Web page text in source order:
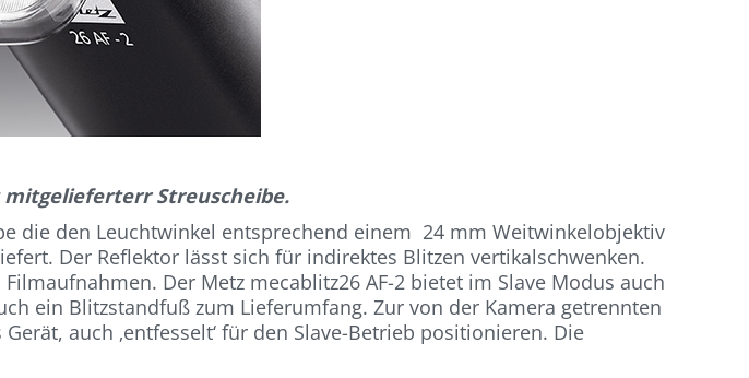
mitgelieferterr Streuscheibe.
die den Leuchtwinkel entsprechend einem 24 mm Weitwinkelobjektiv
Der Reflektor lässt sich für indirektes Blitzen vertikalschwenken.
Der Metz mecablitz26 AF-2 bietet im Slave Modus auch
ein Blitzstandfuß zum Lieferumfang. Zur von der Kamera getrennten
auch ‚entfesselt‘ für den Slave-Betrieb positionieren. Die